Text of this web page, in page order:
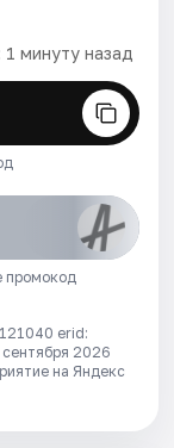
минуту назад
промокод
erid:
2026
на Яндекс